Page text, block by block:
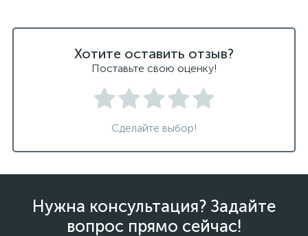
Хотите оставить отзыв?
Поставьте свою оценку!
Сделайте выбор!
Нужна консультация? Задайте
вопрос прямо сейчас!